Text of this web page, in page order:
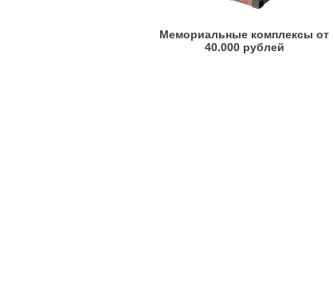
Мемориальные комплексы от
40.000 рублей